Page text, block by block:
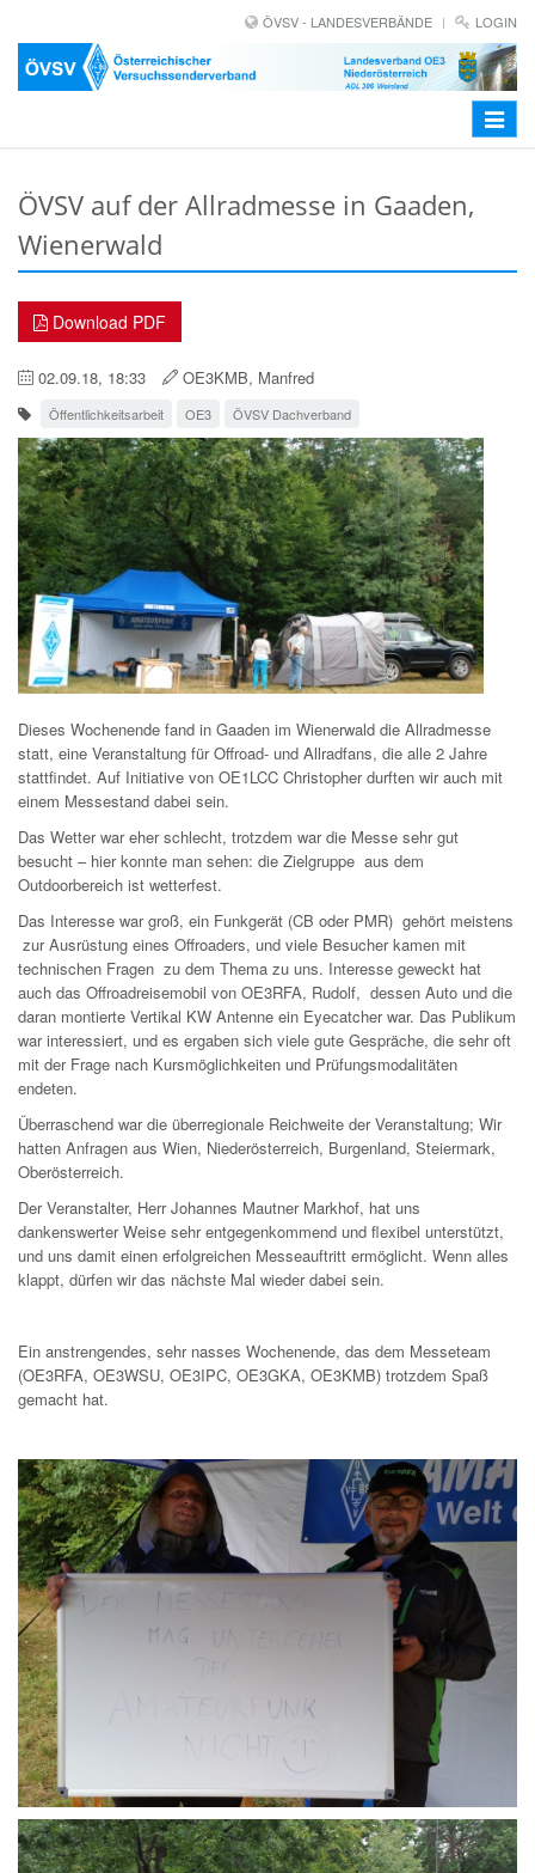
ÖVSV - LANDESVERBÄNDE LOGIN
Toggle
ÖVSV auf der Allradmesse in Gaaden,
Wienerwald
Download PDF
02.09.18, 18:33 OE3KMB, Manfred
Öffentlichkeitsarbeit OE3 ÖVSV Dachverband
Dieses Wochenende fand in Gaaden im Wienerwald die Allradmesse
statt, eine Veranstaltung für Offroad- und Allradfans, die alle 2 Jahre
stattfindet. Auf Initiative von OE1LCC Christopher durften wir auch mit
einem Messestand dabei sein.
Das Wetter war eher schlecht, trotzdem war die Messe sehr gut
besucht – hier konnte man sehen: die Zielgruppe aus dem
Outdoorbereich ist wetterfest.
Das Interesse war groß, ein Funkgerät (CB oder PMR) gehört meistens
zur Ausrüstung eines Offroaders, und viele Besucher kamen mit
technischen Fragen zu dem Thema zu uns. Interesse geweckt hat
auch das Offroadreisemobil von OE3RFA, Rudolf, dessen Auto und die
daran montierte Vertikal KW Antenne ein Eyecatcher war. Das Publikum
war interessiert, und es ergaben sich viele gute Gespräche, die sehr oft
mit der Frage nach Kursmöglichkeiten und Prüfungsmodalitäten
endeten.
Überraschend war die überregionale Reichweite der Veranstaltung; Wir
hatten Anfragen aus Wien, Niederösterreich, Burgenland, Steiermark,
Oberösterreich.
Der Veranstalter, Herr Johannes Mautner Markhof, hat uns
dankenswerter Weise sehr entgegenkommend und flexibel unterstützt,
und uns damit einen erfolgreichen Messeauftritt ermöglicht. Wenn alles
klappt, dürfen wir das nächste Mal wieder dabei sein.
Ein anstrengendes, sehr nasses Wochenende, das dem Messeteam
(OE3RFA, OE3WSU, OE3IPC, OE3GKA, OE3KMB) trotzdem Spaß
gemacht hat.